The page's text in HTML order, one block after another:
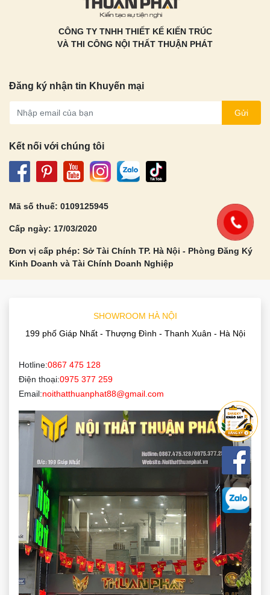
CÔNG TY TNHH THIẾT KẾ KIẾN TRÚC
VÀ THI CÔNG NỘI THẤT THUẬN PHÁT
Đăng ký nhận tin Khuyến mại
Gửi
Kết nối với chúng tôi
Mã số thuế: 0109125945
Cấp ngày: 17/03/2020
Đơn vị cấp phép: Sở Tài Chính TP. Hà Nội - Phòng Đăng Ký
Kinh Doanh và Tài Chính Doanh Nghiệp
SHOWROOM HÀ NỘI
199 phố Giáp Nhất - Thượng Đình - Thanh Xuân - Hà Nội
Hotline:0867 475 128
Điện thoại:0975 377 259
Email:noithatthuanphat88@gmail.com